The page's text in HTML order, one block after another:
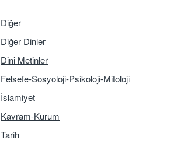
Diğer
Diğer Dinler
Dini Metinler
Felsefe-Sosyoloji-Psikoloji-Mitoloji
İslamiyet
Kavram-Kurum
Tarih